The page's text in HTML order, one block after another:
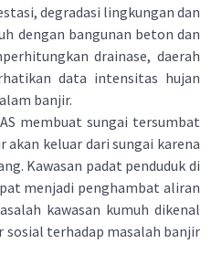
degradasi lingkungan dan
dengan bangunan beton dan
drainase, daerah
data intensitas hujan
banjir.
membuat sungai tersumbat
keluar dari sungai karena
Kawasan padat penduduk di
menjadi penghambat aliran
kawasan kumuh dikenal
terhadap masalah banjir